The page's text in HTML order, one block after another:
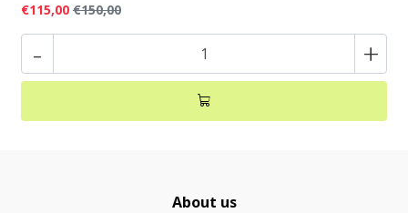
€115,00 €150,00
- +
About us